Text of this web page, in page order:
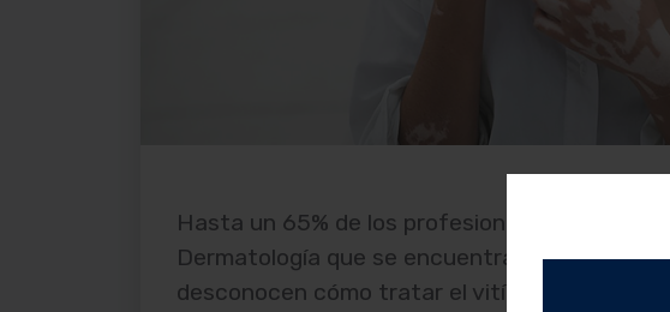
Hasta un 65% de los profesionales médicos
Dermatología que se encuentran con casos
desconocen cómo tratar el vitíligo. Así se